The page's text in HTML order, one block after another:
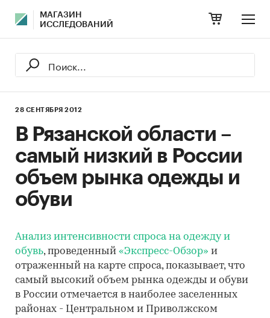
МАГАЗИН
ИССЛЕДОВАНИЙ
28 СЕНТЯБРЯ 2012
В Рязанской области –
самый низкий в России
объем рынка одежды и
обуви
Анализ интенсивности спроса на одежду и
обувь, проведенный «Экспресс-Обзор» и
отраженный на карте спроса, показывает, что
самый высокий объем рынка одежды и обуви
в России отмечается в наиболее заселенных
районах - Центральном и Приволжском